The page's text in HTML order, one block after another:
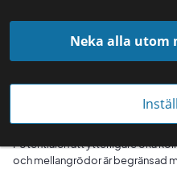
Neka alla utom
Potentialen att ytterligare öka
och mellangrödor är begränsad